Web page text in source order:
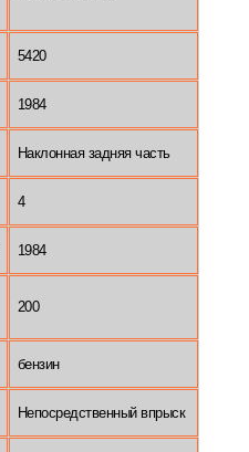
5420
1984
Наклонная задняя часть
4
1984
200
бензин
Непосредственный впрыск